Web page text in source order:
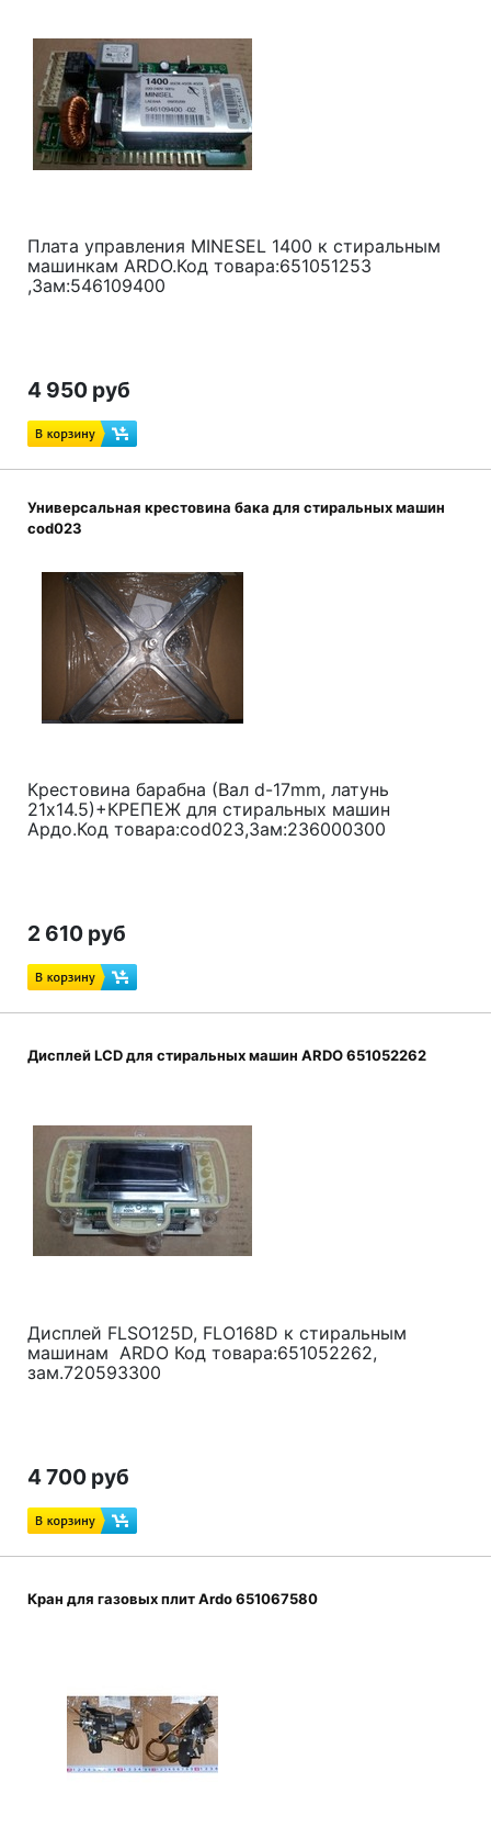
Плата управления MINESEL 1400 к стиральным
машинкам ARDO.Код товара:651051253
,Зам:546109400
4 950 руб
Универсальная крестовина бака для стиральных машин
cod023
Крестовина барабна (Вал d-17mm, латунь
21x14.5)+КРЕПЕЖ для стиральных машин
Ардо.Код товара:cod023,Зам:236000300
2 610 руб
Дисплей LCD для стиральных машин ARDO 651052262
Дисплей FLSO125D, FLO168D к стиральным
машинам ARDO Код товара:651052262,
зам.720593300
4 700 руб
Кран для газовых плит Ardo 651067580